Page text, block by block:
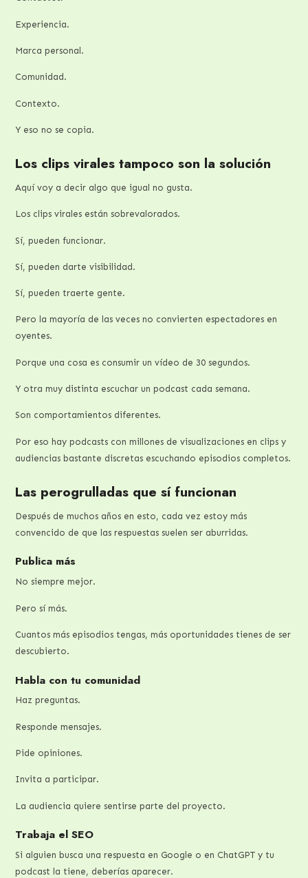
Experiencia.
Marca personal.
Comunidad.
Contexto.
Y eso no se copia.
Los clips virales tampoco son la solución
Aquí voy a decir algo que igual no gusta.
Los clips virales están sobrevalorados.
Sí, pueden funcionar.
Sí, pueden darte visibilidad.
Sí, pueden traerte gente.
Pero la mayoría de las veces no convierten espectadores en
oyentes.
Porque una cosa es consumir un vídeo de 30 segundos.
Y otra muy distinta escuchar un podcast cada semana.
Son comportamientos diferentes.
Por eso hay podcasts con millones de visualizaciones en clips y
audiencias bastante discretas escuchando episodios completos.
Las perogrulladas que sí funcionan
Después de muchos años en esto, cada vez estoy más
convencido de que las respuestas suelen ser aburridas.
Publica más
No siempre mejor.
Pero sí más.
Cuantos más episodios tengas, más oportunidades tienes de ser
descubierto.
Habla con tu comunidad
Haz preguntas.
Responde mensajes.
Pide opiniones.
Invita a participar.
La audiencia quiere sentirse parte del proyecto.
Trabaja el SEO
Si alguien busca una respuesta en Google o en ChatGPT y tu
podcast la tiene, deberías aparecer.